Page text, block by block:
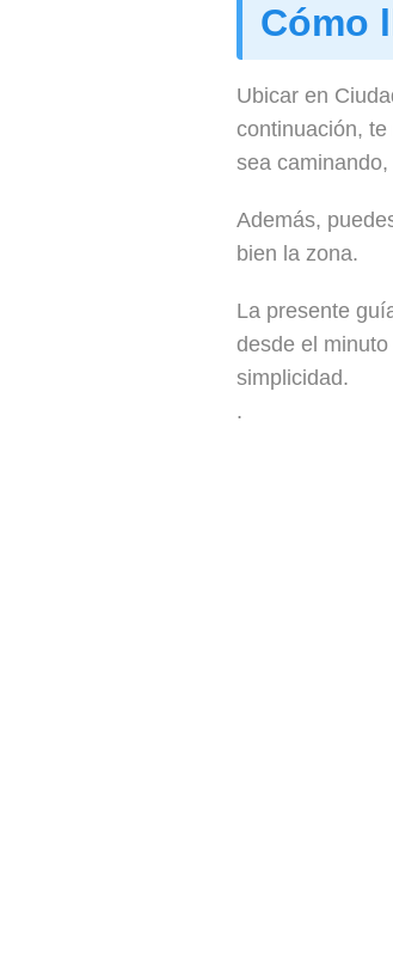
Cómo
Ubicar en
continuación,
sea
Además,
bien la zona.
La presente
desde el
simplicidad.
.